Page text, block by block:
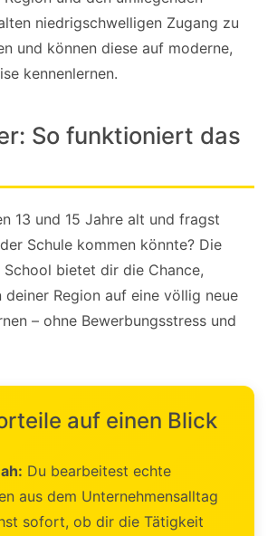
niedrigschwelligen Zugang zu
und können diese auf moderne,
kennenlernen.
So funktioniert das
13 und 15 Jahre alt und fragst
Schule kommen könnte? Die
School bietet dir die Chance,
deiner Region auf eine völlig neue
– ohne Bewerbungsstress und
auf einen Blick
Du bearbeitest echte
aus dem Unternehmensalltag
sofort, ob dir die Tätigkeit